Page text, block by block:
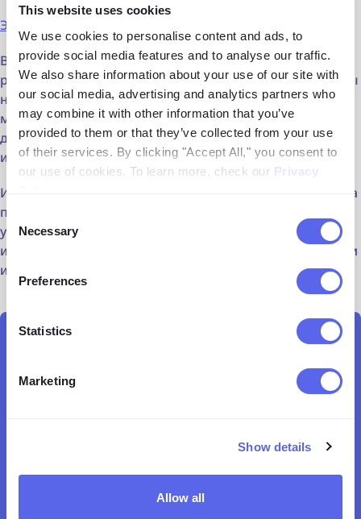
This website uses cookies
We use cookies to personalise content and ads, to
provide social media features and to analyse our traffic.
We also share information about your use of our site with
our social media, advertising and analytics partners who
may combine it with other information that you’ve
provided to them or that they’ve collected from your use
of their services. By clicking "Accept All," you consent to
our use of cookies. To learn more, check our Privacy
Consent
Selection
Necessary
Preferences
Statistics
Marketing
Show details
Allow all
Этика ИИ – что нужно знать об этом?
В 2025 году наблюдается растущий тренд на
разработку этичных моделей ИИ, которые направлены
на борьбу с предвзятостью в процессах найма. Эти
модели будут обучаться на разнообразных наборах
данных и будут способствовать внедрению
инклюзивных и этичных практик набора сотрудников.
Интеграция ИИ в рекрутинг уже значительно изменила
процесс подбора талантов, подняв отрасль на новый
уровень. По мере приближения к 2025 году, эти
инновации на основе ИИ принесут новые возможности
и вызовы для HR-отрасли.
Начните поиск лиц с помощью lenso.ai